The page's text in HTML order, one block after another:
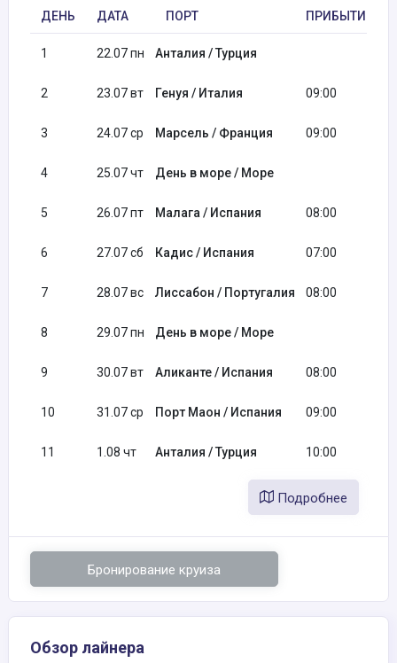
ДЕНЬ ДАТА ПОРТ ПРИБЫТИЕ
1 22.07 пн Анталия / Турция
2 23.07 вт Генуя / Италия 09:00
3 24.07 ср Марсель / Франция 09:00
4 25.07 чт День в море / Море
5 26.07 пт Малага / Испания 08:00
6 27.07 сб Кадис / Испания 07:00
7 28.07 вс Лиссабон / Португалия 08:00
8 29.07 пн День в море / Море
9 30.07 вт Аликанте / Испания 08:00
10 31.07 ср Порт Маон / Испания 09:00
11 1.08 чт Анталия / Турция 10:00
Подробнее
Бронирование круиза
Обзор лайнера